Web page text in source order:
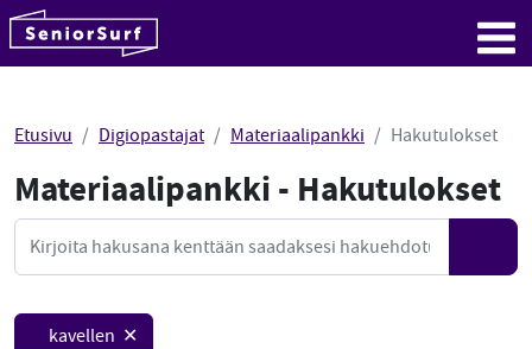
Hyppää sisältöön
Etusivu Digiopastajat Materiaalipankki Hakutulokset
Materiaalipankki - Hakutulokset
Haku
Hae
kavellen ✕